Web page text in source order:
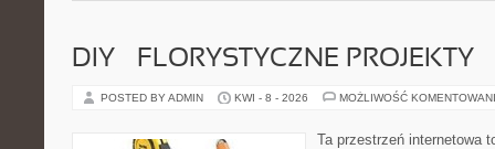
DIY – FLORYSTYCZNE PROJEKTY
POSTED BY ADMIN KWI - 8 - 2026 MOŻLIWOŚĆ
Ta przestrzeń internetowa